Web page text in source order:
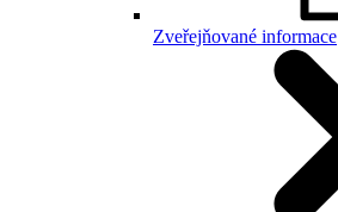
Zveřejňované informace